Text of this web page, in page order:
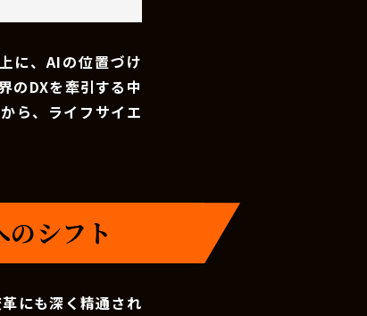
に、AIの位置づけ
のDXを牽引する中
ら、ライフサイエ
シフト
にも深く精通され